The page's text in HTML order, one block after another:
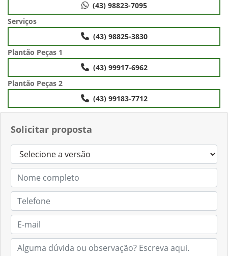
Solicitar proposta
(43) 98823-7095
Serviços
(43) 98825-3830
Plantão Peças 1
(43) 99917-6962
Plantão Peças 2
(43) 99183-7712